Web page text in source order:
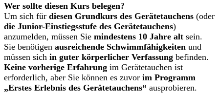
Wer sollte diesen Kurs belegen?
Um sich für diesen Grundkurs des Gerätetauchens (oder
die Junior-Einstiegsstufe des Gerätetauchens)
anzumelden, müssen Sie mindestens 10 Jahre alt sein.
Sie benötigen ausreichende Schwimmfähigkeiten und
müssen sich in guter körperlicher Verfassung befinden.
Keine vorherige Erfahrung im Gerätetauchen ist
erforderlich, aber Sie können es zuvor im Programm
„Erstes Erlebnis des Gerätetauchens“ ausprobieren.